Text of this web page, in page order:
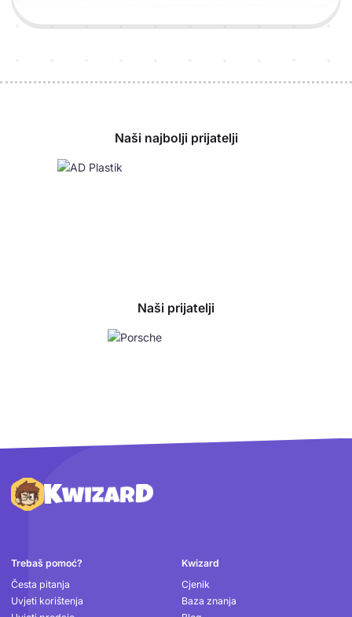
Naši najbolji prijatelji
Naši prijatelji
Podnožje
Trebaš pomoć?
Česta pitanja
Uvjeti korištenja
Kwizard
Cjenik
Baza znanja